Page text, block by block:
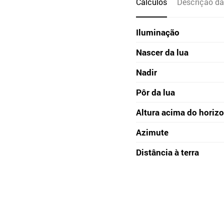
Iluminação
Nascer da lua
Nadir
Pôr da lua
Altura acima do
Azimute
Distância à terra